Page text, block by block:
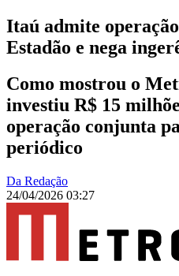
Itaú admite
Estadão e nega
Como mostrou o
investiu R$ 15
operação conjunta
periódico
Da Redação
24/04/2026 03:27